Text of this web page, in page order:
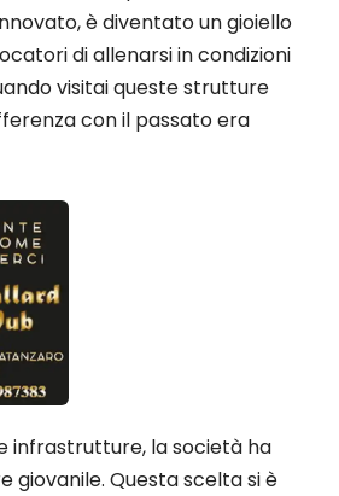
è diventato un gioiello
di allenarsi in condizioni
visitai queste strutture
con il passato era
infrastrutture, la società ha
giovanile. Questa scelta si è